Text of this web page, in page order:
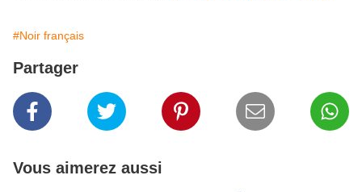
#Noir français
Partager
Vous aimerez aussi